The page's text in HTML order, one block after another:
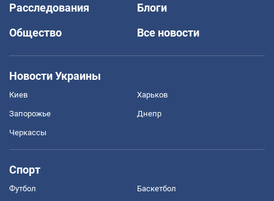
Расследования
Блоги
Общество
Все новости
Новости Украины
Киев Харьков
Запорожье Днепр
Черкассы
Спорт
Футбол Баскетбол